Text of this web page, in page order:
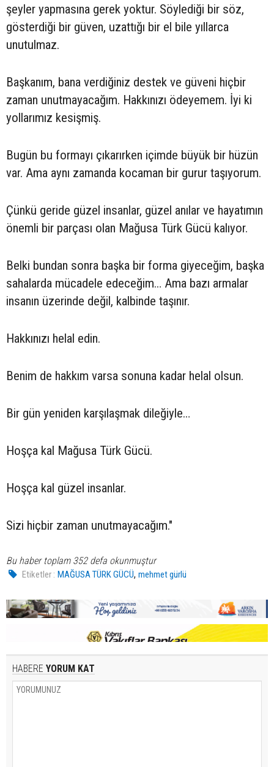
şeyler yapmasına gerek yoktur. Söylediği bir söz,
gösterdiği bir güven, uzattığı bir el bile yıllarca
unutulmaz.
Başkanım, bana verdiğiniz destek ve güveni hiçbir
zaman unutmayacağım. Hakkınızı ödeyemem. İyi ki
yollarımız kesişmiş.
Bugün bu formayı çıkarırken içimde büyük bir hüzün
var. Ama aynı zamanda kocaman bir gurur taşıyorum.
Çünkü geride güzel insanlar, güzel anılar ve hayatımın
önemli bir parçası olan Mağusa Türk Gücü kalıyor.
Belki bundan sonra başka bir forma giyeceğim, başka
sahalarda mücadele edeceğim… Ama bazı armalar
insanın üzerinde değil, kalbinde taşınır.
Hakkınızı helal edin.
Benim de hakkım varsa sonuna kadar helal olsun.
Bir gün yeniden karşılaşmak dileğiyle…
Hoşça kal Mağusa Türk Gücü.
Hoşça kal güzel insanlar.
Sizi hiçbir zaman unutmayacağım."
Bu haber toplam 352 defa okunmuştur
Etiketler : MAĞUSA TÜRK GÜCÜ,mehmet gürlü
HABERE YORUM KAT